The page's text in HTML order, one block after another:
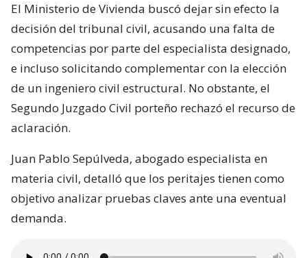
El Ministerio de Vivienda buscó dejar sin efecto la
decisión del tribunal civil, acusando una falta de
competencias por parte del especialista designado,
e incluso solicitando complementar con la elección
de un ingeniero civil estructural. No obstante, el
Segundo Juzgado Civil porteño rechazó el recurso de
aclaración.
Juan Pablo Sepúlveda, abogado especialista en
materia civil, detalló que los peritajes tienen como
objetivo analizar pruebas claves ante una eventual
demanda.